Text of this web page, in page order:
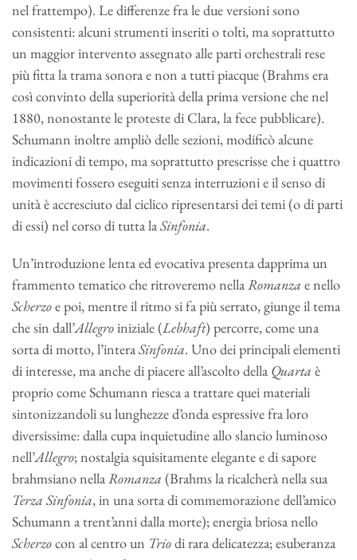
nel frattempo). Le differenze fra le due versioni sono
consistenti: alcuni strumenti inseriti o tolti, ma soprattutto
un maggior intervento assegnato alle parti orchestrali rese
più fitta la trama sonora e non a tutti piacque (Brahms era
così convinto della superiorità della prima versione che nel
1880, nonostante le proteste di Clara, la fece pubblicare).
Schumann inoltre ampliò delle sezioni, modificò alcune
indicazioni di tempo, ma soprattutto prescrisse che i quattro
movimenti fossero eseguiti senza interruzioni e il senso di
unità è accresciuto dal ciclico ripresentarsi dei temi (o di parti
di essi) nel corso di tutta laSinfonia.
Un’introduzione lenta ed evocativa presenta dapprima un
frammento tematico che ritroveremo nellaRomanza e nello
Scherzoe poi, mentre il ritmo si fa più serrato, giunge il tema
che sin dall’Allegroiniziale (Lebhaft) percorre, come una
sorta di motto, l’interaSinfonia. Uno dei principali elementi
di interesse, ma anche di piacere all’ascolto della Quarta è
proprio come Schumann riesca a trattare quei materiali
sintonizzandoli su lunghezze d’onda espressive fra loro
diversissime: dalla cupa inquietudine allo slancio luminoso
nell’Allegro; nostalgia squisitamente elegante e di sapore
brahmsiano nellaRomanza (Brahms la ricalcherà nella sua
Terza Sinfonia, in una sorta di commemorazione dell’amico
Schumann a trent’anni dalla morte); energia briosa nello
Scherzocon al centro un Triodi rara delicatezza; esuberanza